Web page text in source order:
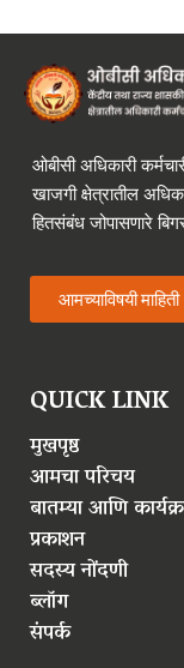
ओबीसी अधिकारी
खाजगी क्षेत्रातील
हितसंबंध जोपासणारे
आमच्याविषयी माहिती
QUICK LINK
मुखपृष्ठ
आमचा परिचय
बातम्या आणि
प्रकाशन
सदस्य नोंदणी
ब्लॉग
संपर्क